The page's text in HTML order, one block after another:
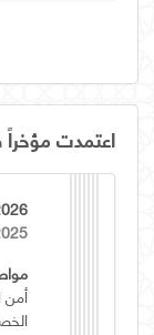
اعتمدت
أمن